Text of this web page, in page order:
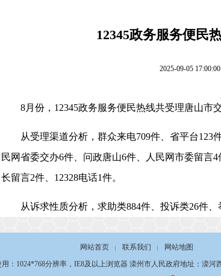
12345政务服务便民
2025-09-05
8月份， 12345政务服务便民热线共受理唐山市
从受理渠道分析，群众来电709件、省平台123
民网省委交办6件、 问政唐山6件、 人民网市委留言4
长留言2件、12328电话1件。
从诉求性质分析，求助类884件、投诉类26件
网站首页 联系我们
网站地图
：1024*768分辨率，IE8及以上浏览器 滦州市人民政府地址：滦河